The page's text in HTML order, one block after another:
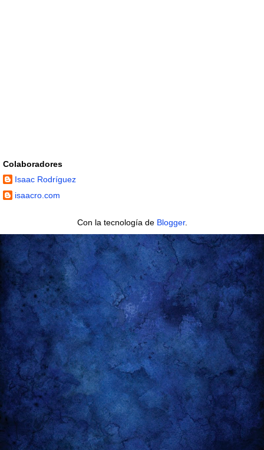
Colaboradores
Isaac Rodríguez
isaacro.com
Con la tecnología de Blogger.